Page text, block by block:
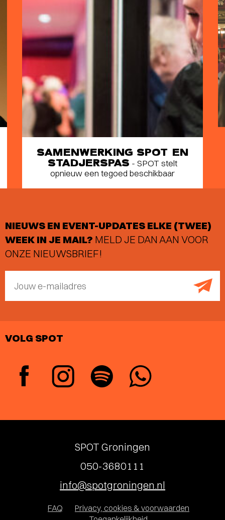
SAMENWERKING SPOT EN
STADJERSPAS - SPOT stelt
opnieuw een tegoed beschikbaar
NIEUWS EN EVENT-UPDATES ELKE (TWEE)
WEEK IN JE MAIL? MELD JE DAN AAN VOOR
ONZE NIEUWSBRIEF!
Jouw e-mailadres
VOLG SPOT
SPOT Groningen
050-3680111
info@spotgroningen.nl
FAQ
Privacy, cookies & voorwaarden